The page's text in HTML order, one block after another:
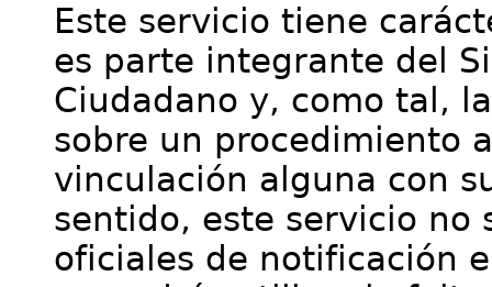
Este servicio tiene
es parte integrante del
Ciudadano y, como tal,
sobre un procedimiento
vinculación alguna con
sentido, este servicio no
oficiales de notificación